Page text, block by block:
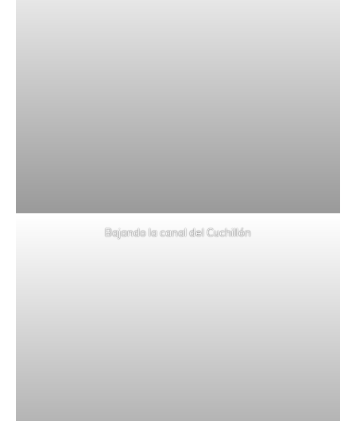
Bajando la canal del Cuchillón